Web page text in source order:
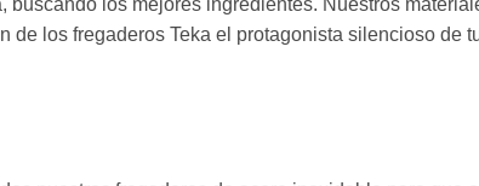
buscando los mejores ingredientes. Nuestros
de los fregaderos Teka el protagonista silencioso de